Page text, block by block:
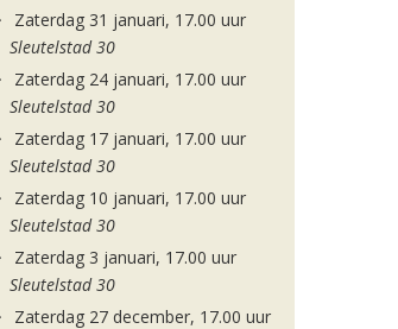
Zaterdag 31 januari, 17.00 uur
Sleutelstad 30
Zaterdag 24 januari, 17.00 uur
Sleutelstad 30
Zaterdag 17 januari, 17.00 uur
Sleutelstad 30
Zaterdag 10 januari, 17.00 uur
Sleutelstad 30
Zaterdag 3 januari, 17.00 uur
Sleutelstad 30
Zaterdag 27 december, 17.00 uur